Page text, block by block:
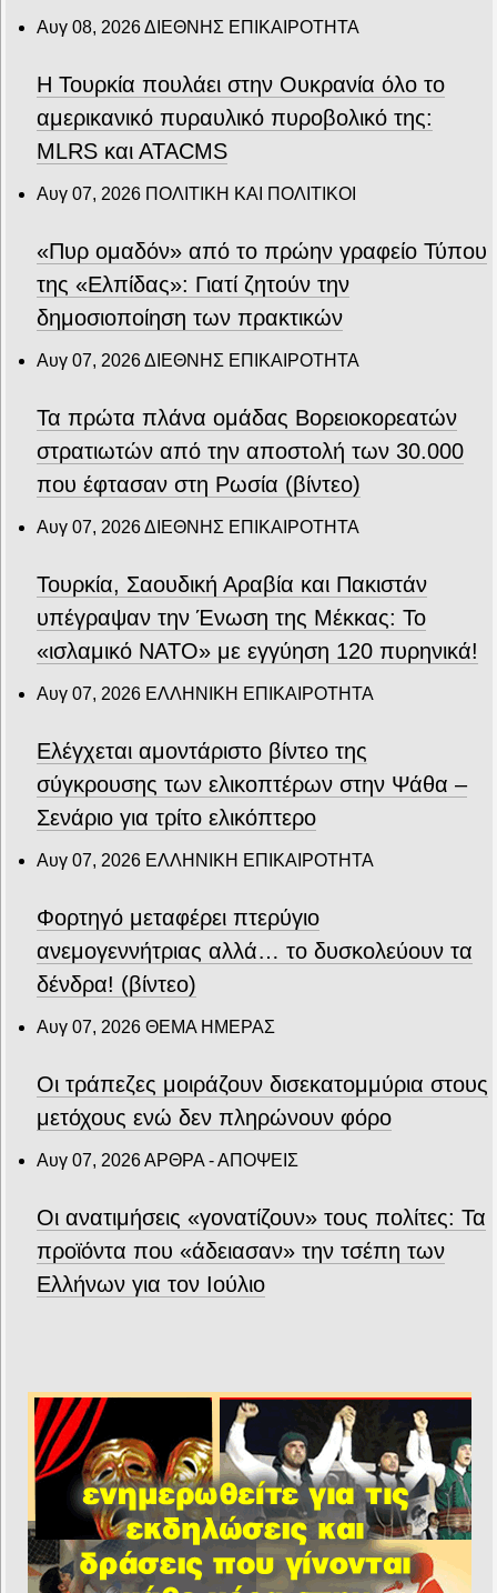
Αυγ 08, 2026ΔΙΕΘΝΗΣ ΕΠΙΚΑΙΡΟΤΗΤΑ
Η Τουρκία πουλάει στην Ουκρανία όλο το
αμερικανικό πυραυλικό πυροβολικό της:
MLRS και ΑΤΑCMS
Αυγ 07, 2026 ΠΟΛΙΤΙΚΗ ΚΑΙ ΠΟΛΙΤΙΚΟΙ
«Πυρ ομαδόν» από το πρώην γραφείο Τύπου
της «Ελπίδας»: Γιατί ζητούν την
δημοσιοποίηση των πρακτικών
Αυγ 07, 2026ΔΙΕΘΝΗΣ ΕΠΙΚΑΙΡΟΤΗΤΑ
Τα πρώτα πλάνα ομάδας Βορειοκορεατών
στρατιωτών από την αποστολή των 30.000
που έφτασαν στη Ρωσία (βίντεο)
Αυγ 07, 2026ΔΙΕΘΝΗΣ ΕΠΙΚΑΙΡΟΤΗΤΑ
Τουρκία, Σαουδική Αραβία και Πακιστάν
υπέγραψαν την Ένωση της Μέκκας: Το
«ισλαμικό ΝΑΤΟ» με εγγύηση 120 πυρηνικά!
Αυγ 07, 2026 ΕΛΛΗΝΙΚΗ ΕΠΙΚΑΙΡΟΤΗΤΑ
Ελέγχεται αμοντάριστο βίντεο της
σύγκρουσης των ελικοπτέρων στην Ψάθα –
Σενάριο για τρίτο ελικόπτερο
Αυγ 07, 2026 ΕΛΛΗΝΙΚΗ ΕΠΙΚΑΙΡΟΤΗΤΑ
Φορτηγό μεταφέρει πτερύγιο
ανεμογεννήτριας αλλά… το δυσκολεύουν τα
δένδρα! (βίντεο)
Αυγ 07, 2026 ΘΕΜΑ ΗΜΕΡΑΣ
Οι τράπεζες μοιράζουν δισεκατομμύρια στους
μετόχους ενώ δεν πληρώνουν φόρο
Αυγ 07, 2026ΑΡΘΡΑ - ΑΠΟΨΕΙΣ
Οι ανατιμήσεις «γονατίζουν» τους πολίτες: Τα
προϊόντα που «άδειασαν» την τσέπη των
Ελλήνων για τον Ιούλιο